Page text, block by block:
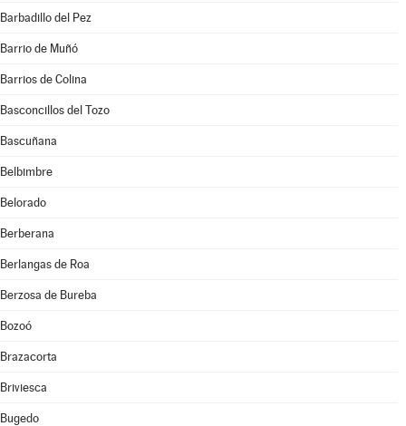
Barbadillo del Pez
Barrio de Muñó
Barrios de Colina
Basconcillos del Tozo
Bascuñana
Belbimbre
Belorado
Berberana
Berlangas de Roa
Berzosa de Bureba
Bozoó
Brazacorta
Briviesca
Bugedo